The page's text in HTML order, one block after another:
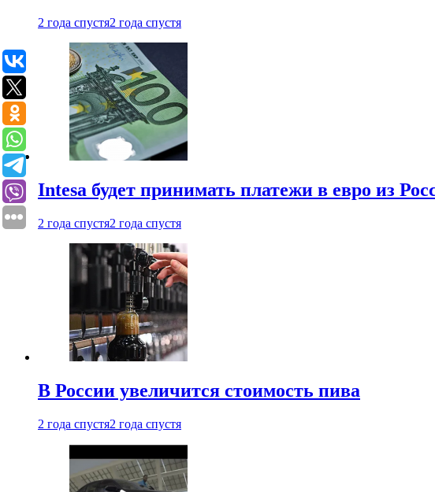
2 года спустя2 года спустя
Intesa будет принимать платежи в евро из
2 года спустя2 года спустя
В России увеличится стоимость пива
2 года спустя2 года спустя